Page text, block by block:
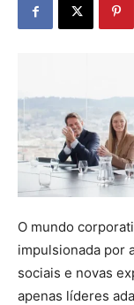
O mundo
impulsionada por
sociais e novas
apenas líderes